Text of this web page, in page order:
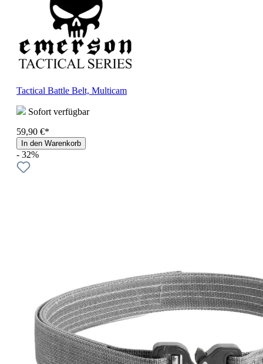
Tactical Battle Belt, Multicam
Sofort verfügbar
59,90 €*
In den Warenkorb
- 32%